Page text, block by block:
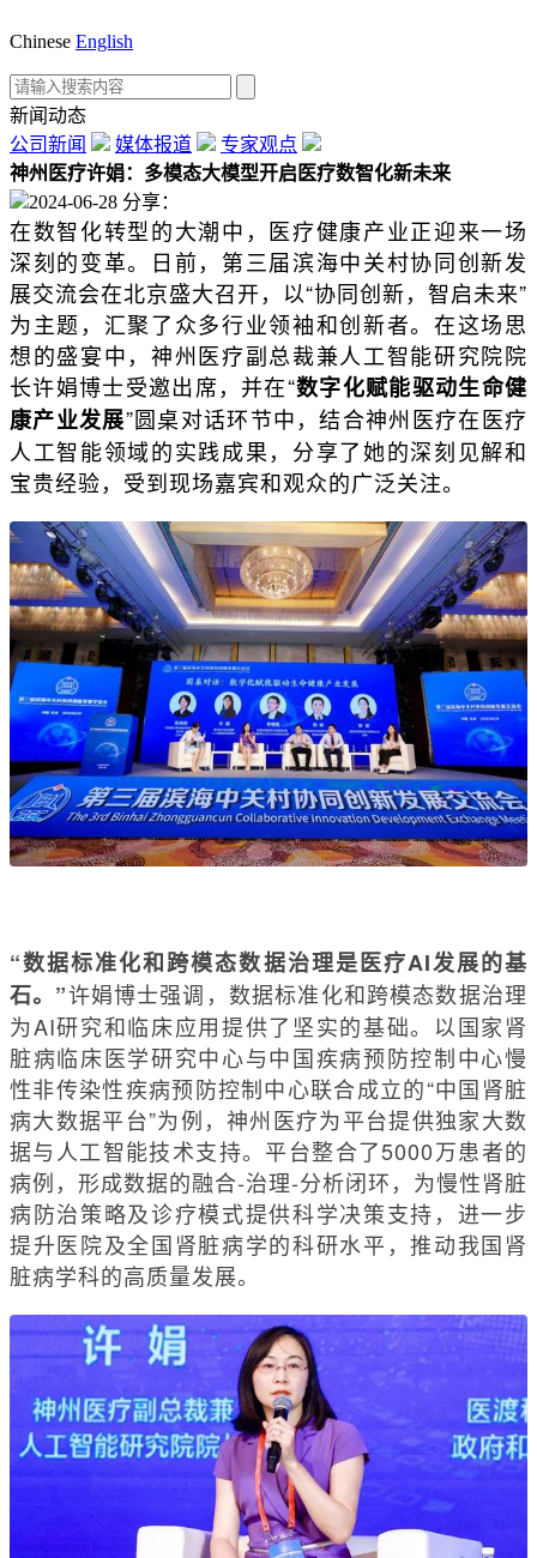
Chinese English
新闻动态
公司新闻
媒体报道
专家观点
神州医疗许娟：多模态大模型开启医疗数智化新未来
2024-06-28 分享：
在数智化转型的大潮中，医疗健康产业正迎来一场
深刻的变革。日前，第三届滨海中关村协同创新发
展交流会在北京盛大召开，以“协同创新，智启未来”
为主题，汇聚了众多行业领袖和创新者。在这场思
想的盛宴中，神州医疗副总裁兼人工智能研究院院
长许娟博士受邀出席，并在“数字化赋能驱动生命健
康产业发展”圆桌对话环节中，结合神州医疗在医疗
人工智能领域的实践成果，分享了她的深刻见解和
宝贵经验，受到现场嘉宾和观众的广泛关注。
“数据标准化和跨模态数据治理是医疗AI发展的基
石。”许娟博士强调，数据标准化和跨模态数据治理
为AI研究和临床应用提供了坚实的基础。以国家肾
脏病临床医学研究中心与中国疾病预防控制中心慢
性非传染性疾病预防控制中心联合成立的“中国肾脏
病大数据平台”为例，神州医疗为平台提供独家大数
据与人工智能技术支持。平台整合了5000万患者的
病例，形成数据的融合-治理-分析闭环，为慢性肾脏
病防治策略及诊疗模式提供科学决策支持，进一步
提升医院及全国肾脏病学的科研水平，推动我国肾
脏病学科的高质量发展。